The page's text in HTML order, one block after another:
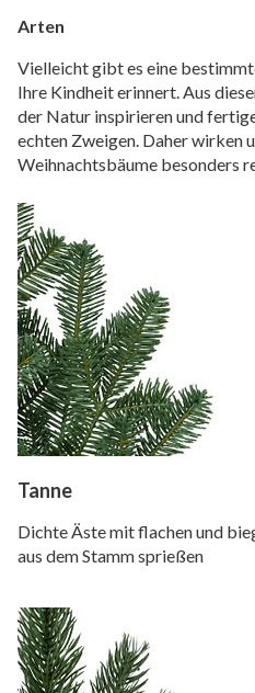
Arten
Vielleicht gibt es eine
Ihre Kindheit erinnert. Aus
der Natur inspirieren und
echten Zweigen. Daher wirken
Weihnachtsbäume besonders
Tanne
Dichte Äste mit flachen und
aus dem Stamm sprießen